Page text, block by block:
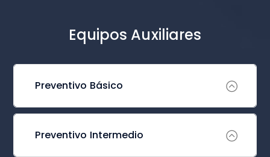
Equipos Auxiliares
Preventivo Básico
Preventivo Intermedio